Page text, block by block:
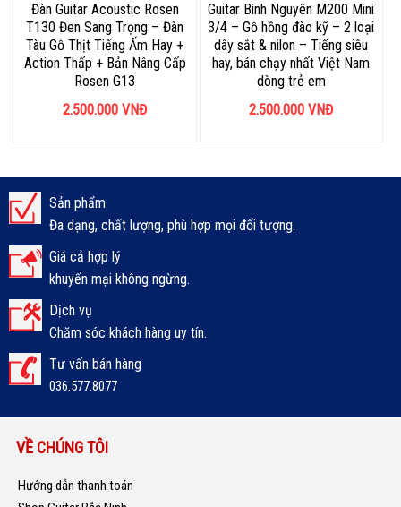
Đàn Guitar Acoustic Rosen
T130 Đen Sang Trọng – Đàn
Tàu Gỗ Thịt Tiếng Ấm Hay +
Action Thấp + Bản Nâng Cấp
Rosen G13
2.500.000 VNĐ
Guitar Bình Nguyên M200 Mini
3/4 – Gỗ hồng đào kỹ – 2 loại
dây sắt & nilon – Tiếng siêu
hay, bán chạy nhất Việt Nam
dòng trẻ em
2.500.000 VNĐ
Sản phẩm
Đa dạng, chất lượng, phù hợp mọi đối tượng.
Giá cả hợp lý
khuyến mại không ngừng.
Dịch vụ
Chăm sóc khách hàng uy tín.
Tư vấn bán hàng
036.577.8077
VỀ CHÚNG TÔI
Hướng dẫn thanh toán